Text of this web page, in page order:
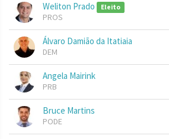
Weliton Prado Eleito
PROS
Álvaro Damião da Itatiaia
DEM
Angela Mairink
PRB
Bruce Martins
PODE